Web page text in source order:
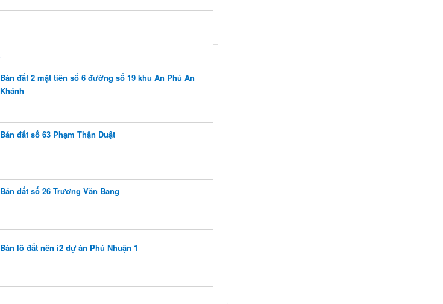
Bán đất 2 mặt tiền số 6 đường số 19 khu An Phú An
Khánh
Bán đất số 63 Phạm Thận Duật
Bán đất số 26 Trương Văn Bang
Bán lô đất nền i2 dự án Phú Nhuận 1